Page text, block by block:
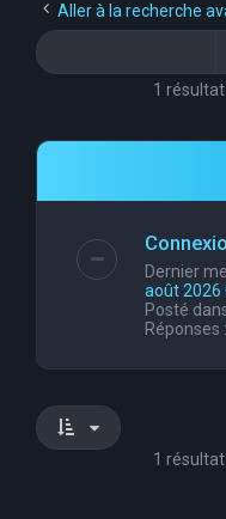
Aller à la recherche
1
Dernier
août 2026
Posté
Réponses :
1